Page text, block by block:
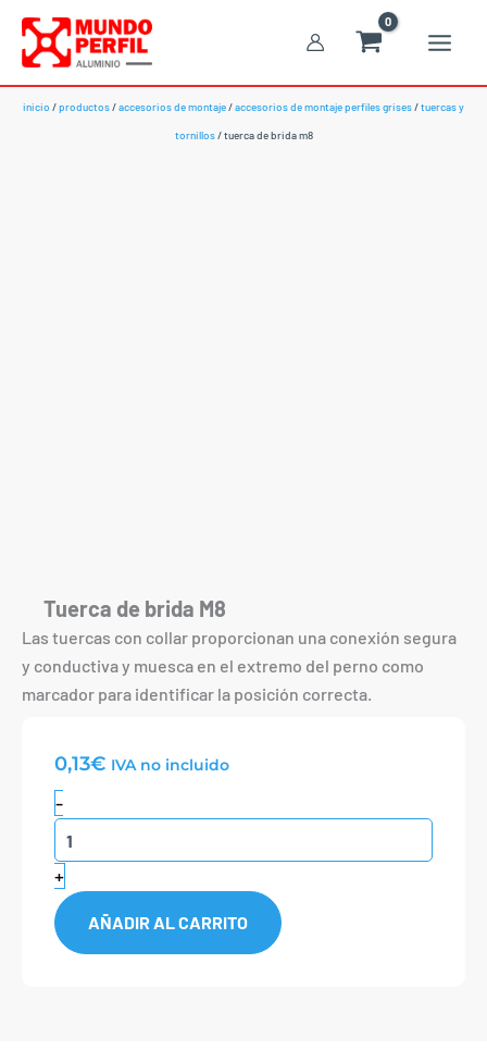
contenido
inicio /productos/accesorios de montaje/accesorios de montaje perfiles grises/tuercas y
tornillos/ tuerca de brida m8
Tuerca de brida M8
Las tuercas con collar proporcionan una conexión segura
y conductiva y muesca en el extremo del perno como
marcador para identificar la posición correcta.
0,13€ IVA no incluido
-
de
brida
M8
cantidad
+
AÑADIR AL CARRITO